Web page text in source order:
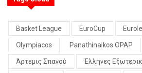
Basket League EuroCup
Olympiacos Panathinaikos OPAP
Άρτεμις Σπανού Έλληνες